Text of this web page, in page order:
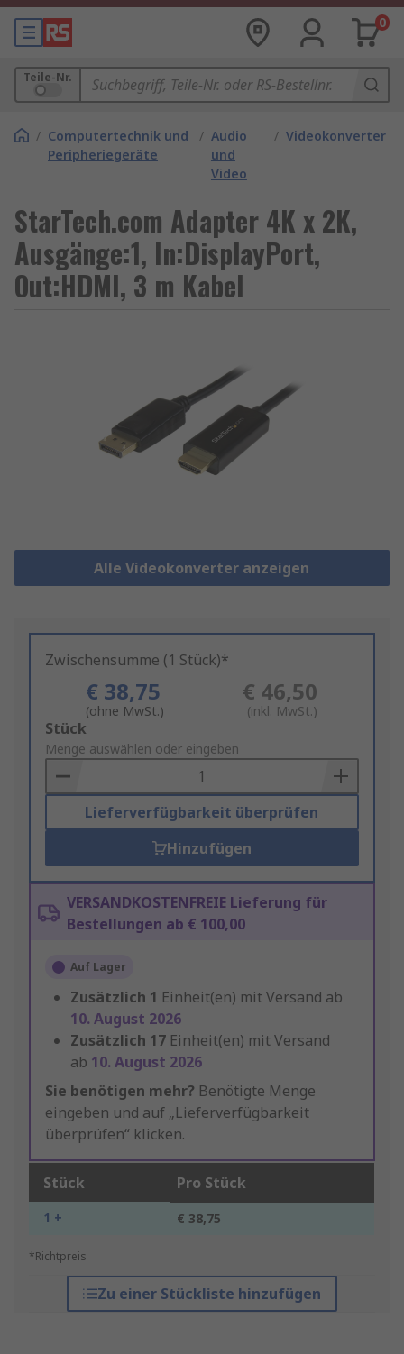
0
Teile-Nr.
/ Computertechnik und
Peripheriegeräte
/ Audio
und
Video
/ Videokonverter
StarTech.com Adapter 4K x 2K,
Ausgänge:1, In:DisplayPort,
Out:HDMI, 3 m Kabel
Alle Videokonverter anzeigen
Zwischensumme (1 Stück)*
€ 38,75
(ohne MwSt.)
€ 46,50
(inkl. MwSt.)
Add
to
Basket
Stück
Menge auswählen oder eingeben
Lieferverfügbarkeit überprüfen
Hinzufügen
VERSANDKOSTENFREIE Lieferung für
Bestellungen ab € 100,00
Auf Lager
Zusätzlich 1 Einheit(en) mit Versand ab
10. August 2026
Zusätzlich 17 Einheit(en) mit Versand
ab 10. August 2026
Sie benötigen mehr? Benötigte Menge
eingeben und auf „Lieferverfügbarkeit
überprüfen“ klicken.
Stück Pro Stück
1 + € 38,75
*Richtpreis
Zu einer Stückliste hinzufügen